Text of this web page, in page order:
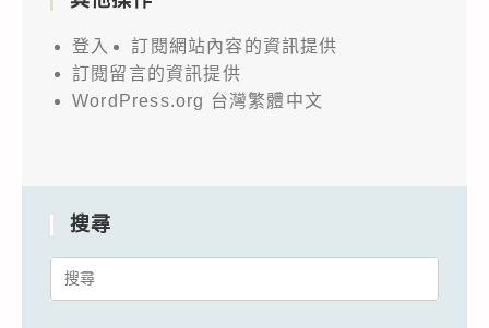
登入
訂閱網站內容的資訊提供
訂閱留言的資訊提供
WordPress.org 台灣繁體中文
搜尋
Search